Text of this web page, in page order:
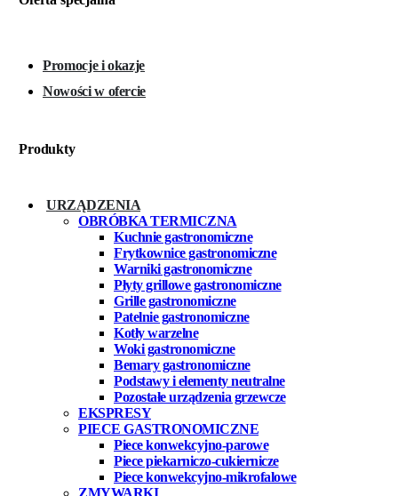
Promocje i okazje
Nowości w ofercie
Produkty
URZĄDZENIA
OBRÓBKA TERMICZNA
Kuchnie gastronomiczne
Frytkownice gastronomiczne
Warniki gastronomiczne
Płyty grillowe gastronomiczne
Grille gastronomiczne
Patelnie gastronomiczne
Kotły warzelne
Woki gastronomiczne
Bemary gastronomiczne
Podstawy i elementy neutralne
Pozostałe urządzenia grzewcze
EKSPRESY
PIECE GASTRONOMICZNE
Piece konwekcyjno-parowe
Piece piekarniczo-cukiernicze
Piece konwekcyjno-mikrofalowe
ZMYWARKI